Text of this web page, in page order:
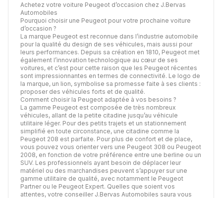
Achetez votre voiture Peugeot d’occasion chez J.Bervas
Automobiles
Pourquoi choisir une Peugeot pour votre prochaine voiture
d’occasion ?
La marque Peugeot est reconnue dans l’industrie automobile
pour la qualité du design de ses véhicules, mais aussi pour
leurs performances. Depuis sa création en 1810, Peugeot met
également l’innovation technologique au cœur de ses
voitures, et c’est pour cette raison que les Peugeot récentes
sont impressionnantes en termes de connectivité. Le logo de
la marque, un lion, symbolise sa promesse faite à ses clients :
proposer des véhicules forts et de qualité.
Comment choisir la Peugeot adaptée à vos besoins ?
La gamme Peugeot est composée de très nombreux
véhicules, allant de la petite citadine jusqu’au véhicule
utilitaire léger. Pour des petits trajets et un stationnement
simplifié en toute circonstance, une citadine comme la
Peugeot 208 est parfaite. Pour plus de confort et de place,
vous pouvez vous orienter vers une Peugeot 308 ou Peugeot
2008, en fonction de votre préférence entre une berline ou un
SUV. Les professionnels ayant besoin de déplacer leur
matériel ou des marchandises peuvent s’appuyer sur une
gamme utilitaire de qualité, avec notamment le Peugeot
Partner ou le Peugeot Expert. Quelles que soient vos
attentes, votre conseiller J.Bervas Automobiles saura vous